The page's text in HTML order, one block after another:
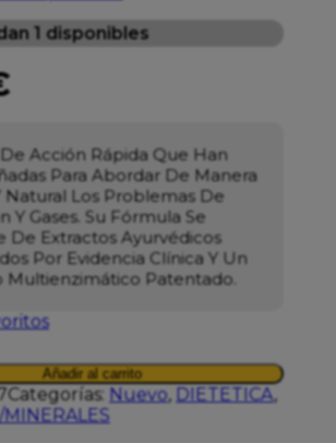
1 disponibles
Acción Rápida Que Han
Para Abordar De Manera
Natural Los Problemas De
Y Gases. Su Fórmula Se
De Extractos Ayurvédicos
Por Evidencia Clínica Y Un
Multienzimático Patentado.
Añadir al carrito
Categorías: Nuevo, DIETETICA,